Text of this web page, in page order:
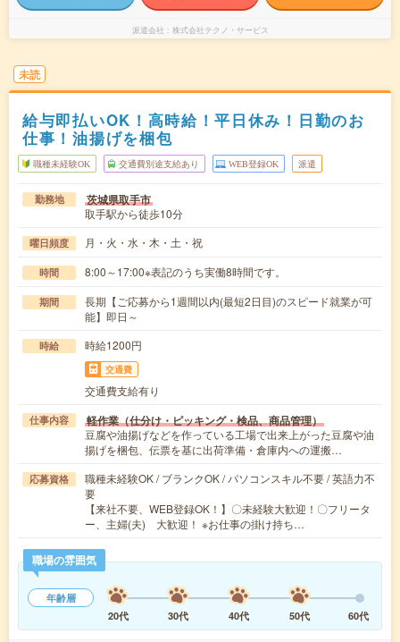
派遣会社 株式会社テクノ・サービス
未読
給与即払いOK！高時給！平日休み！日勤のお
仕事！油揚げを梱包
職種未経験OK 交通費別途支給あり WEB登録OK 派遣
勤務地 茨城県取手市
取手駅から徒歩10分
曜日頻度 月・火・水・木・土・祝
時間 8:00～17:00※表記のうち実働8時間です。
期間
長期【ご応募から1週間以内(最短2日目)のスピード就業が可
能】即日～
時給 時給1200円
交通費
交通費支給有り
仕事内容 軽作業（仕分け・ピッキング・検品、商品管理）
豆腐や油揚げなどを作っている工場で出来上がった豆腐や油
揚げを梱包、伝票を基に出荷準備・倉庫内への運搬…
応募資格
職種未経験OK / ブランクOK / パソコンスキル不要 / 英語力不
要
【来社不要、WEB登録OK！】〇未経験大歓迎！〇フリータ
ー、主婦(夫) 大歓迎！ ※お仕事の掛け持ち…
職場の雰囲気
年齢層
20代
30代 40代 50代 60代